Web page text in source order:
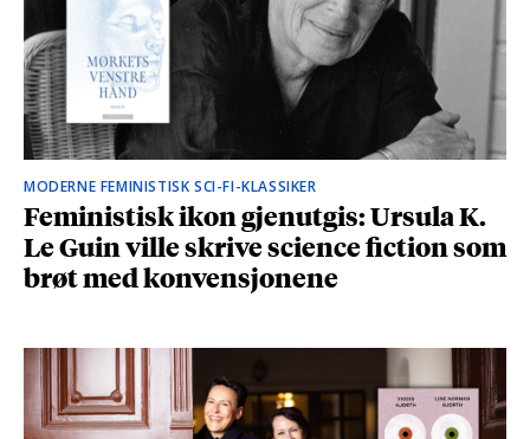
MODERNE FEMINISTISK SCI-FI-KLASSIKER
Feministisk ikon gjenutgis: Ursula K.
Le Guin ville skrive science fiction som
brøt med konvensjonene